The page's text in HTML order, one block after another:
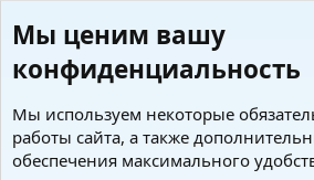
Теги
Мы ценим вашу
конфиденциальность
Мы используем некоторые
работы сайта, а также
обеспечения максимального